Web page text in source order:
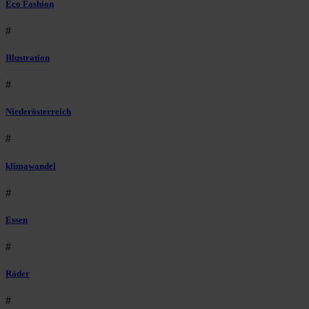
Eco Fashion
#
Illustration
#
Niederösterreich
#
klimawandel
#
Essen
#
Räder
#